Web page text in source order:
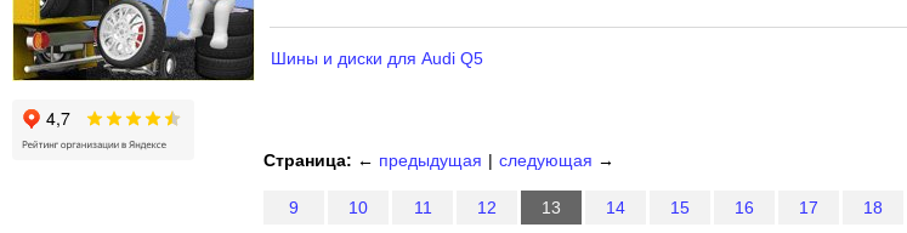
Шины и диски для Audi Q5
Страница: ← предыдущая | следующая →
9 10 11 12 13 14 15 16 17 18